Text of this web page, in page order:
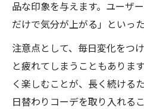
品な印象を与えます。ユーザ
だけで気分が上がる」といっ
注意点として、毎日変化をつ
と疲れてしまうこともありま
く楽しむことが、長く続ける
日替わりコーデを取り入れる